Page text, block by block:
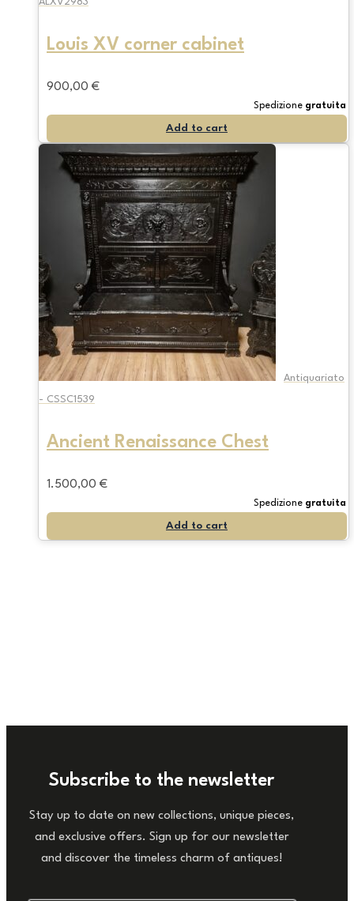
ALXV2983
Louis XV corner cabinet
900,00 €
Spedizione gratuita
Add to cart
Antiquariato
- CSSC1539
Ancient Renaissance Chest
1.500,00 €
Spedizione gratuita
Add to cart
Subscribe to the newsletter
Stay up to date on new collections, unique pieces,
and exclusive offers. Sign up for our newsletter
and discover the timeless charm of antiques!